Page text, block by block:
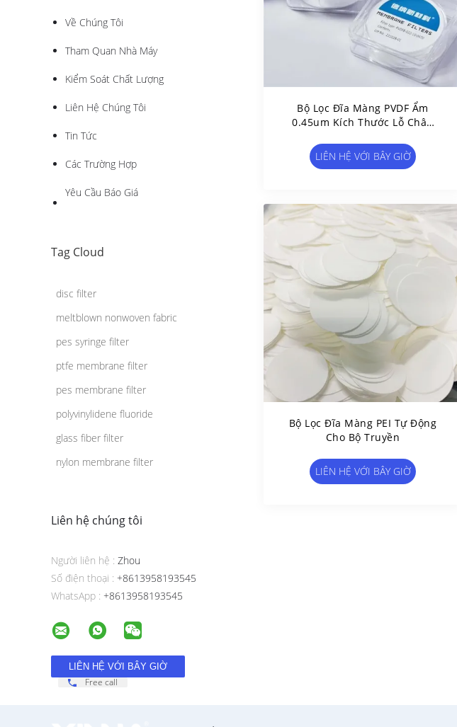
Về Chúng Tôi
Tham Quan Nhà Máy
Kiểm Soát Chất Lượng
Liên Hệ Chúng Tôi
Tin Tức
Các Trường Hợp
Yêu Cầu Báo Giá
Tag Cloud
disc filter
meltblown nonwoven fabric
pes syringe filter
ptfe membrane filter
pes membrane filter
polyvinylidene fluoride
glass fiber filter
nylon membrane filter
Liên hệ chúng tôi
Người liên hệ : Zhou
Số điện thoại : +8613958193545
WhatsApp : +8613958193545
Free call
Bộ Lọc Đĩa Màng PVDF Ẩm
0.45um Kích Thước Lỗ Chân
LIÊN HỆ VỚI BÂY GIỜ
Bộ Lọc Đĩa Màng PEI Tự Động
Cho Bộ Truyền
LIÊN HỆ VỚI BÂY GIỜ